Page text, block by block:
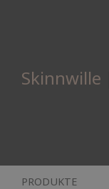
Skinnwille
PRODUKTE